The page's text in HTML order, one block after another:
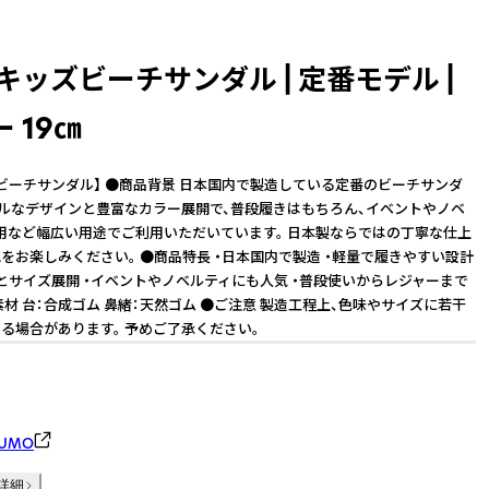
ッズビーチサンダル | 定番モデル |
19㎝
ーチサンダル】 ●商品背景 日本国内で製造している定番のビーチサンダ
なデザインと豊富なカラー展開で、普段履きはもちろん、イベントやノベ
など幅広い用途でご利用いただいています。 日本製ならではの丁寧な仕上
お楽しみください。 ●商品特長 ・日本国内で製造 ・軽量で履きやすい設計
サイズ展開 ・イベントやノベルティにも人気 ・普段使いからレジャーまで
台：合成ゴム 鼻緒：天然ゴム ●ご注意 製造工程上、色味やサイズに若干
場合があります。 予めご了承ください。
細